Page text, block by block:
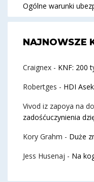
Ogólne warunki
NAJNOWSZE
Craignex - KNF: 200
Robertges - HDI
Vivod iz zapoya na
zadośćuczynienia
Kory Grahm - Duże
Jess Husenaj - Na